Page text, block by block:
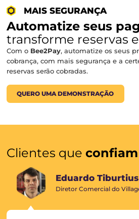
Reduza erros manuais e
QUERO UMA DEMONSTRAÇÃO